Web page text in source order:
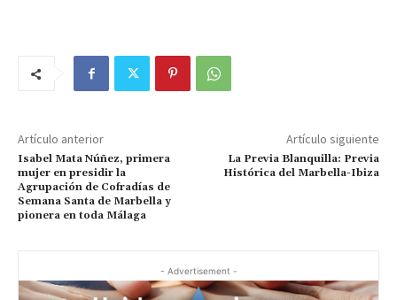
Artículo anterior
Isabel Mata Núñez, primera
mujer en presidir la
Agrupación de Cofradías de
Semana Santa de Marbella y
pionera en toda Málaga
Artículo siguiente
La Previa Blanquilla: Previa
Histórica del Marbella-Ibiza
- Advertisement -